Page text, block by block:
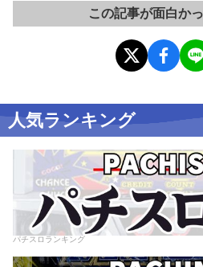
この記事が面白か
人気ランキング
パチスロランキング